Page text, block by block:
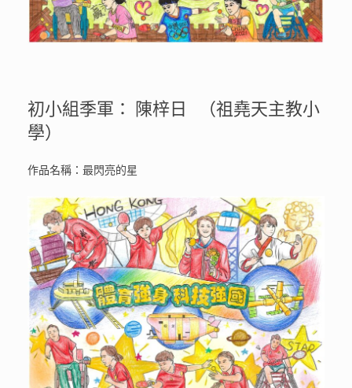
初小組季軍： 陳梓日 （祖堯天主教小
學）
作品名稱：最閃亮的星